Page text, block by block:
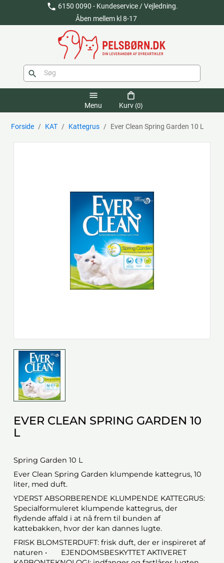
phone 6150 0090 - Kundeservice / Vejledning.
Åben mellem kl 8-17
search
menu
Menu
shopping_bag
Kurv (0)
Forside KAT Kattegrus Ever Clean Spring Garden 10 L
EVER CLEAN SPRING GARDEN 10
L
Spring Garden 10 L
Ever Clean Spring Garden klumpende kattegrus, 10
liter, med duft.
YDERST ABSORBERENDE KLUMPENDE KATTEGRUS:
Specialformuleret klumpende kattegrus, der
flydende affald i at nå frem til bunden af
kattebakken, hvor der kan dannes lugte.
FRISK BLOMSTERDUFT: frisk duft, der er inspireret af
naturen • EJENDOMSBESKYTTET AKTIVERET